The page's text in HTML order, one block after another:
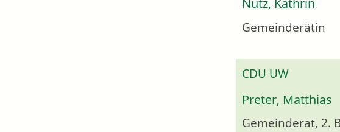
Nutz, Kathrin
Gemeinderätin
CDU UW
Preter, Matthias
Gemeinderat, 2.